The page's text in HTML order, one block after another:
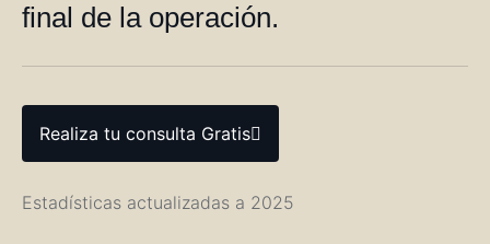
final de la operación.
Realiza tu consulta Gratis
Estadísticas actualizadas a 2025